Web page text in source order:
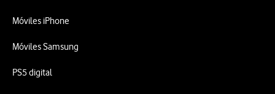
Móviles iPhone
Móviles Samsung
PS5 digital